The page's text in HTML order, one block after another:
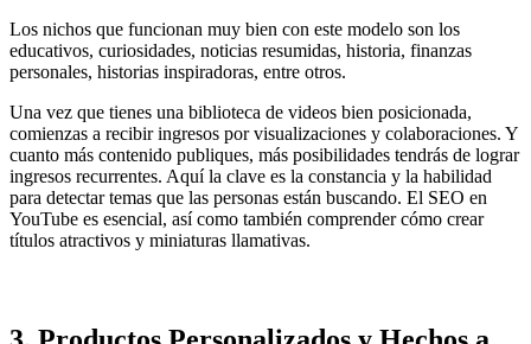
Los nichos que funcionan muy bien con este modelo son los
educativos, curiosidades, noticias resumidas, historia, finanzas
personales, historias inspiradoras, entre otros.
Una vez que tienes una biblioteca de videos bien posicionada,
comienzas a recibir ingresos por visualizaciones y colaboraciones. Y
cuanto más contenido publiques, más posibilidades tendrás de lograr
ingresos recurrentes. Aquí la clave es la constancia y la habilidad
para detectar temas que las personas están buscando. El SEO en
YouTube es esencial, así como también comprender cómo crear
títulos atractivos y miniaturas llamativas.